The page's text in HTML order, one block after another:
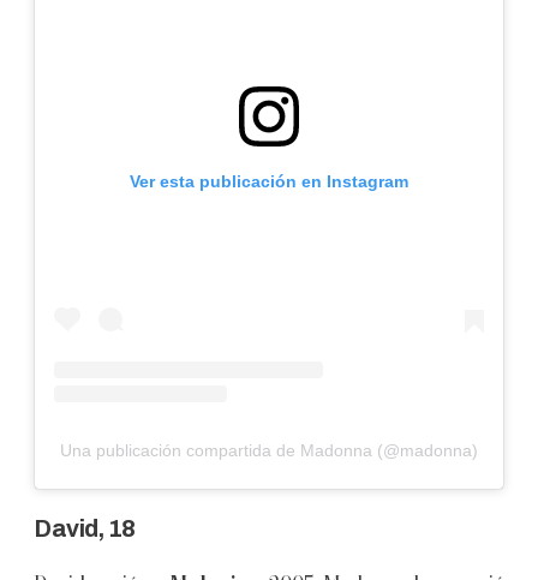
Ver esta publicación en Instagram
Una publicación compartida de Madonna (@madonna)
David, 18